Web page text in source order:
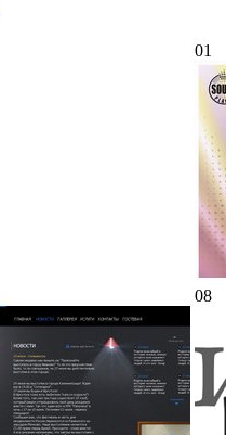
01
08